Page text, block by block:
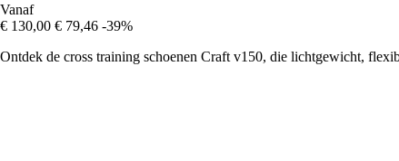
Vanaf
€ 130,00 € 79,46 -39%
Ontdek de cross training schoenen Craft v150, die lichtgewicht,